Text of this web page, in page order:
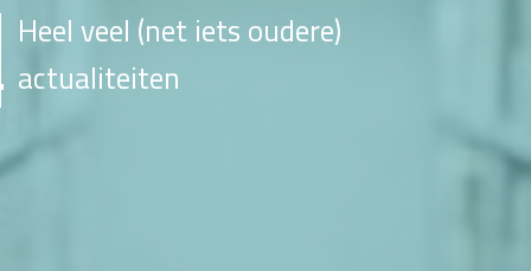
Heel veel (net iets oudere)
actualiteiten